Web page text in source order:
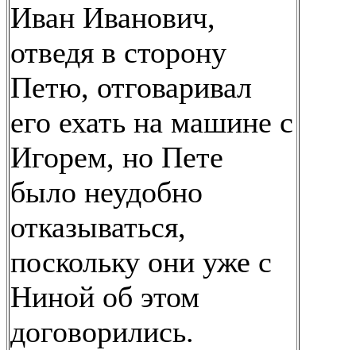
Иван Иванович,
отведя в сторону
Петю, отговаривал
его ехать на машине с
Игорем, но Пете
было неудобно
отказываться,
поскольку они уже с
Ниной об этом
договорились.